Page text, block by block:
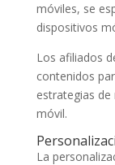
móviles, se
dispositivos
Los afiliados
contenidos
estrategias de
móvil.
La